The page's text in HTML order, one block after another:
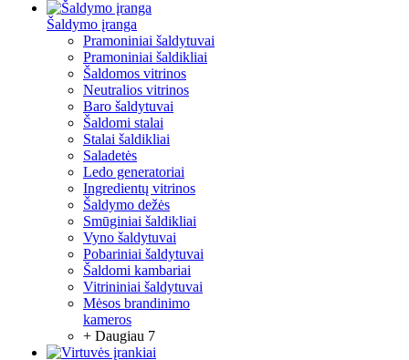
Šaldymo įranga
Pramoniniai šaldytuvai
Pramoniniai šaldikliai
Šaldomos vitrinos
Neutralios vitrinos
Baro šaldytuvai
Šaldomi stalai
Stalai šaldikliai
Saladetės
Ledo generatoriai
Ingredientų vitrinos
Šaldymo dežės
Smūginiai šaldikliai
Vyno šaldytuvai
Pobariniai šaldytuvai
Šaldomi kambariai
Vitrininiai šaldytuvai
Mėsos brandinimo
kameros
+ Daugiau 7